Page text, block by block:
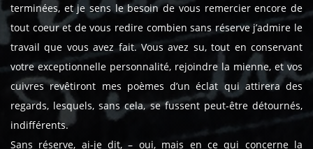
terminées, et je sens le besoin de vous remercier encore de
tout coeur et de vous redire combien sans réserve j’admire le
travail que vous avez fait. Vous avez su, tout en conservant
votre exceptionnelle personnalité, rejoindre la mienne, et vos
cuivres revêtiront mes poèmes d’un éclat qui attirera des
regards, lesquels, sans cela, se fussent peut-être détournés,
indifférents.
Sans réserve, ai-je dit, – oui, mais en ce qui concerne la